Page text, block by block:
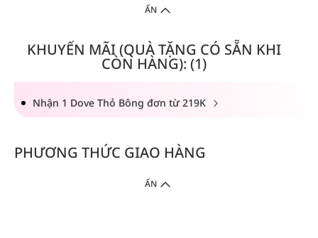
ẨN
KHUYẾN MÃI (QUÀ TẶNG CÓ SẴN KHI
CÒN HÀNG): (1)
Nhận 1 Dove Thỏ Bông đơn từ 219K
PHƯƠNG THỨC GIAO HÀNG
ẨN